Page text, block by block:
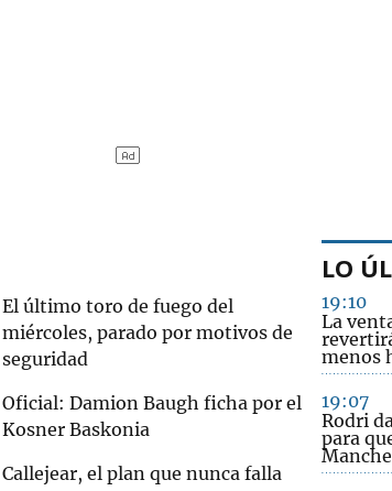
El último toro de fuego del
miércoles, parado por motivos de
seguridad
Oficial: Damion Baugh ficha por el
Kosner Baskonia
Callejear, el plan que nunca falla
LO
19:10
La
menos
19:07
Rodri
para